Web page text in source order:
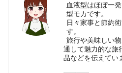
血液型はほぼ一
型モカです。
日々家事と節約
す。
旅行や美味しい
通して魅力的な旅
品などを伝えてい